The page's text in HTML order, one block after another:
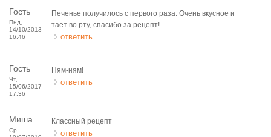
Гость
Пнд,
14/10/2013 -
16:46
Печенье получилось с первого раза. Очень вкусное и
тает во рту, спасибо за рецепт!
ответить
Гость
Чт,
15/06/2017 -
17:36
Ням-ням!
ответить
Миша
Ср,
Классный рецепт
ответить